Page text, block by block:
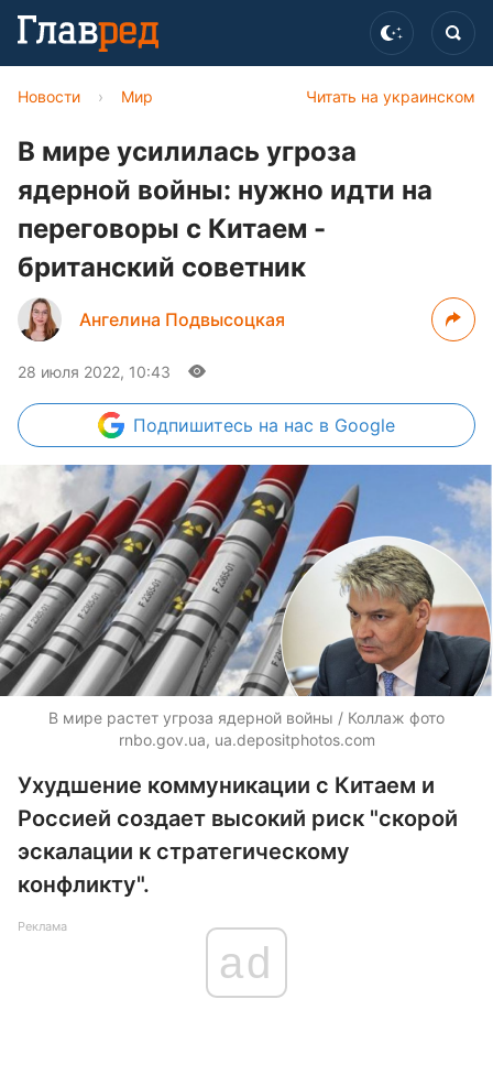
Читать на украинском
Новости › Мир
В мире усилилась угроза
ядерной войны: нужно идти на
переговоры с Китаем -
британский советник
Ангелина Подвысоцкая
28 июля 2022, 10:43
Подпишитесь на нас в Google
В мире растет угроза ядерной войны / Коллаж фото
rnbo.gov.ua, ua.depositphotos.com
Ухудшение коммуникации с Китаем и
Россией создает высокий риск "скорой
эскалации к стратегическому
конфликту".
Реклама
ad